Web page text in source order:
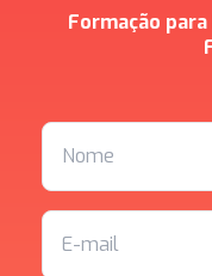
Formação